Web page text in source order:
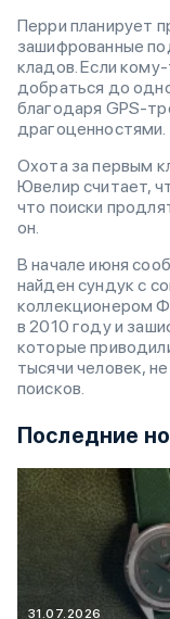
Перри планирует
зашифрованные
кладов. Если
добраться до
благодаря GPS-
драгоценностями.
Охота за первым
Ювелир считает,
что поиски
он.
В начале июня
найден сундук с
коллекционером
в 2010 году и
которые
тысячи человек,
поисков.
Последние
31.07.2026